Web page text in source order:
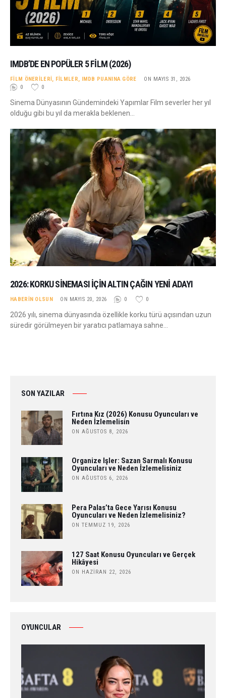
IMDB’DE EN POPÜLER 5 FILM (2026)
FILM ÖNERILERI, FILMLER, IMDB PUANINA GÖRE
ON MAYIS 31, 2026
0
0
Sinema Dünyasının Gündemindeki Yapımlar Film severler her yıl
olduğu gibi bu yıl da merakla beklenen…
2026: KORKU SINEMASI İÇIN ALTIN ÇAĞIN YENI ADAYI
HABERIN OLSUN ON MAYIS 20, 2026 0 0
2026 yılı, sinema dünyasında özellikle korku türü açısından uzun
süredir görülmeyen bir yaratıcı patlamaya sahne…
SON YAZILAR
Fırtına Kız (2026) Konusu Oyuncuları ve
Neden İzlemelisin
ON AĞUSTOS 8, 2026
Organize İşler: Sazan Sarmalı Konusu
Oyuncuları ve Neden İzlemelisiniz
ON AĞUSTOS 6, 2026
Pera Palas’ta Gece Yarısı Konusu
Oyuncuları ve Neden İzlemelisiniz?
ON TEMMUZ 19, 2026
127 Saat Konusu Oyuncuları ve Gerçek
Hikâyesi
ON HAZIRAN 22, 2026
OYUNCULAR